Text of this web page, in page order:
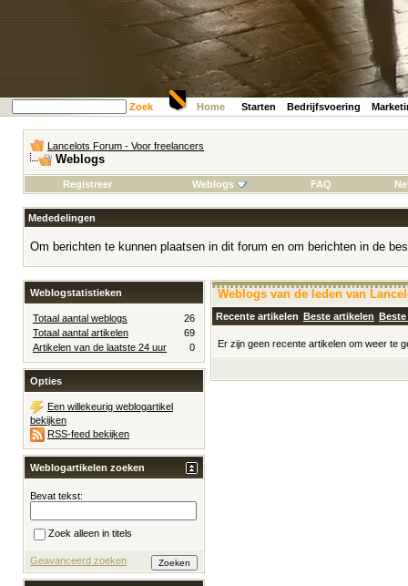
Zoek Home Starten Bedrijfsvoering
Lancelots Forum - Voor freelancers
Weblogs
Registreer Weblogs FAQ
Mededelingen
Om berichten te kunnen plaatsen in dit forum en om berichten in de
Weblogs van de leden van
Recente artikelen Beste artikelen
Er zijn geen recente artikelen om weer te
Weblogstatistieken
Totaal aantal weblogs
26
Totaal aantal artikelen
69
Artikelen van de laatste 24 uur
0
Opties
Een willekeurig weblogartikel
bekijken
RSS-feed bekijken
Weblogartikelen zoeken
Bevat tekst:
Zoek alleen in titels
Geavanceerd zoeken